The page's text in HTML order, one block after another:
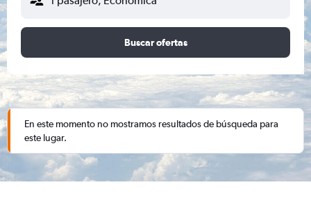
Buscar ofertas
En este momento no mostramos resultados de búsqueda para
este lugar.